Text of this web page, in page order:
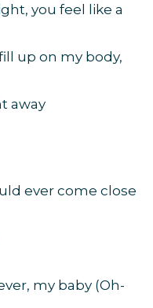
you feel like a
up on my body,
away
ever come close
my baby (Oh-